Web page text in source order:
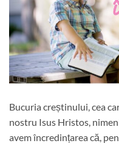
Bucuria creștinului, cea
nostru Isus Hristos,
avem încredințarea că,